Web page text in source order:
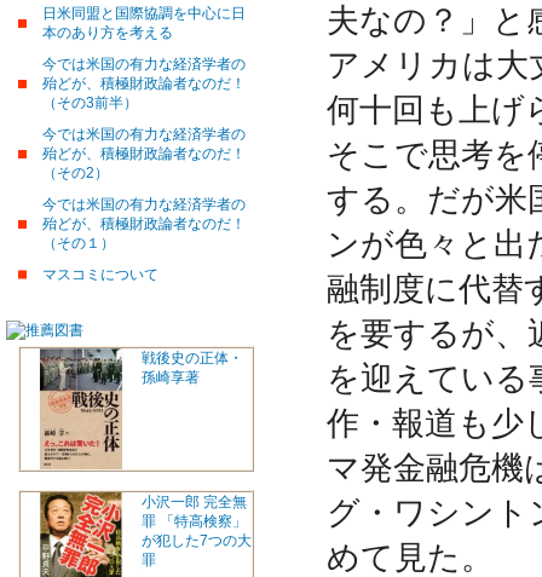
夫なの？」と
アメリカは大
何十回も上げ
そこで思考を
する。だが米
ンが色々と出
融制度に代替
を要するが、
を迎えている
作・報道も少
マ発金融危機
グ・ワシント
めて見た。
日米同盟と国際協調を中心に日
本のあり方を考える
今では米国の有力な経済学者の
殆どが、積極財政論者なのだ！
（その3前半）
今では米国の有力な経済学者の
殆どが、積極財政論者なのだ！
（その2）
今では米国の有力な経済学者の
殆どが、積極財政論者なのだ！
（その１）
マスコミについて
戦後史の正体・
孫崎享著
小沢一郎 完全無
罪 「特高検察」
が犯した7つの大
罪